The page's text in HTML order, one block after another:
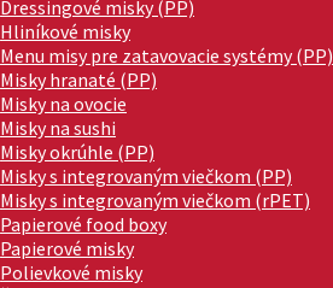
Dressingové misky (PP)
Hliníkové misky
Menu misy pre zatavovacie systémy (PP)
Misky hranaté (PP)
Misky na ovocie
Misky na sushi
Misky okrúhle (PP)
Misky s integrovaným viečkom (PP)
Misky s integrovaným viečkom (rPET)
Papierové food boxy
Papierové misky
Polievkové misky